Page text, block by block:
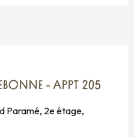
- APPT 205
Paramé, 2e étage,